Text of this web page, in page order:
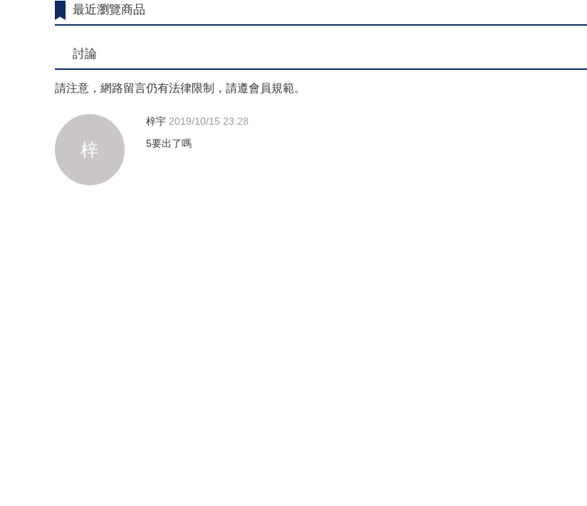
最近瀏覽商品
討論
請注意，網路留言仍有法律限制，請遵會員規範。
梓
梓宇 2019/10/15 23:28
5要出了嗎